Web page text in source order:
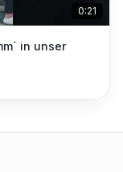
0:21
in unser